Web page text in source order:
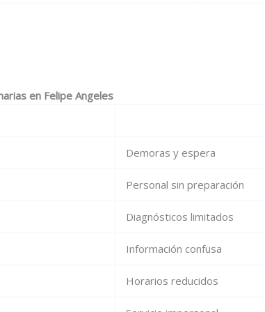
en Felipe Angeles
Demoras y espera
Personal sin preparación
Diagnósticos limitados
Información confusa
Horarios reducidos